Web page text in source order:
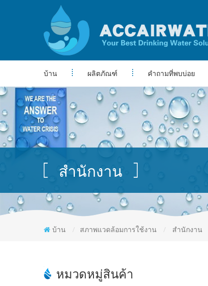
บ้าน ผลิตภัณฑ์ คำถามที่พบบ่อย
สำนักงาน
บ้าน / สภาพแวดล้อมการใช้งาน / สำนักงาน
หมวดหมู่สินค้า